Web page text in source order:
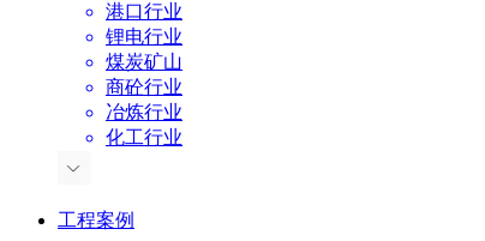
港口行业
锂电行业
煤炭矿山
商砼行业
冶炼行业
化工行业
工程案例